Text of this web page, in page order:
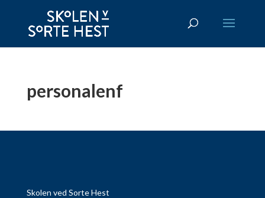
personalenf
Skolen ved Sorte Hest